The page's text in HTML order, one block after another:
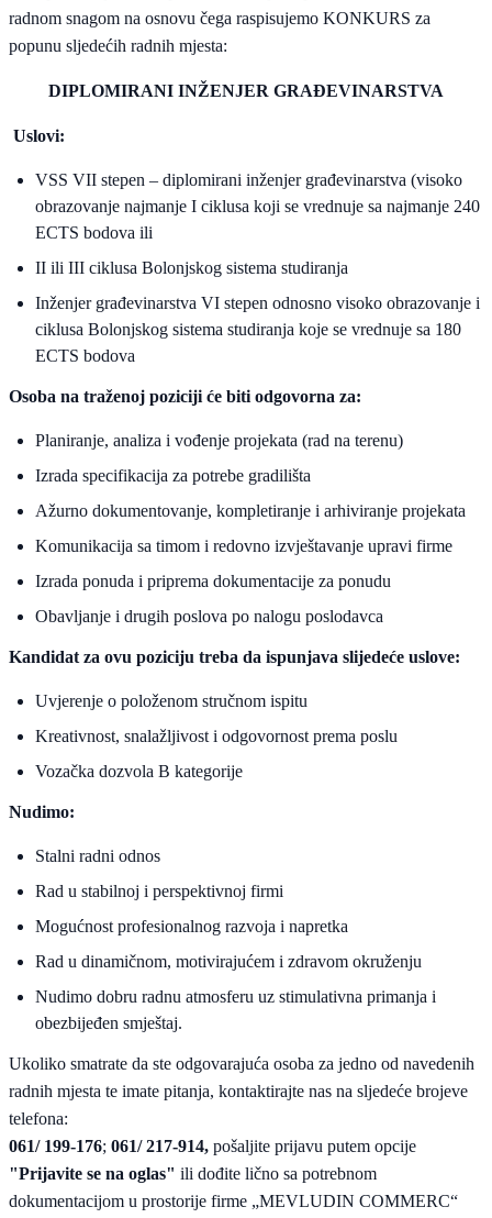
radnom snagom na osnovu čega raspisujemo KONKURS za
popunu sljedećih radnih mjesta:
DIPLOMIRANI INŽENJER GRAĐEVINARSTVA
Uslovi:
VSS VII stepen – diplomirani inženjer građevinarstva (visoko
obrazovanje najmanje I ciklusa koji se vrednuje sa najmanje 240
ECTS bodova ili
II ili III ciklusa Bolonjskog sistema studiranja
Inženjer građevinarstva VI stepen odnosno visoko obrazovanje i
ciklusa Bolonjskog sistema studiranja koje se vrednuje sa 180
ECTS bodova
Osoba na traženoj poziciji će biti odgovorna za:
Planiranje, analiza i vođenje projekata (rad na terenu)
Izrada specifikacija za potrebe gradilišta
Ažurno dokumentovanje, kompletiranje i arhiviranje projekata
Komunikacija sa timom i redovno izvještavanje upravi firme
Izrada ponuda i priprema dokumentacije za ponudu
Obavljanje i drugih poslova po nalogu poslodavca
Kandidat za ovu poziciju treba da ispunjava slijedeće uslove:
Uvjerenje o položenom stručnom ispitu
Kreativnost, snalažljivost i odgovornost prema poslu
Vozačka dozvola B kategorije
Nudimo:
Stalni radni odnos
Rad u stabilnoj i perspektivnoj firmi
Mogućnost profesionalnog razvoja i napretka
Rad u dinamičnom, motivirajućem i zdravom okruženju
Nudimo dobru radnu atmosferu uz stimulativna primanja i
obezbijeđen smještaj.
Ukoliko smatrate da ste odgovarajuća osoba za jedno od navedenih
radnih mjesta te imate pitanja, kontaktirajte nas na sljedeće brojeve
telefona:
061/ 199-176; 061/ 217-914, pošaljite prijavu putem opcije
"Prijavite se na oglas" ili dođite lično sa potrebnom
dokumentacijom u prostorije firme „MEVLUDIN COMMERC“